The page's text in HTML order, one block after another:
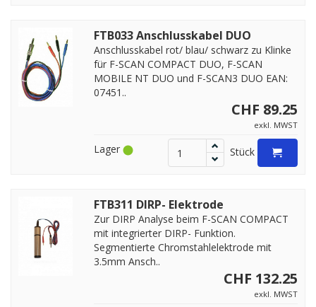
FTB033 Anschlusskabel DUO
Anschlusskabel rot/ blau/ schwarz zu Klinke
für F-SCAN COMPACT DUO, F-SCAN
MOBILE NT DUO und F-SCAN3 DUO EAN:
07451..
CHF 89.25
exkl. MWST
Lager Stück
FTB311 DIRP- Elektrode
Zur DIRP Analyse beim F-SCAN COMPACT
mit integrierter DIRP- Funktion.
Segmentierte Chromstahlelektrode mit
3.5mm Ansch..
CHF 132.25
exkl. MWST